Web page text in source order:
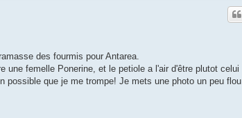
des fourmis pour Antarea.
une femelle Ponerine, et le petiole a l'air d'être plutot celui
possible que je me trompe! Je mets une photo un peu flou